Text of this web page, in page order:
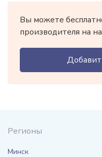
Вы можете
производителя на
Регионы
Минск